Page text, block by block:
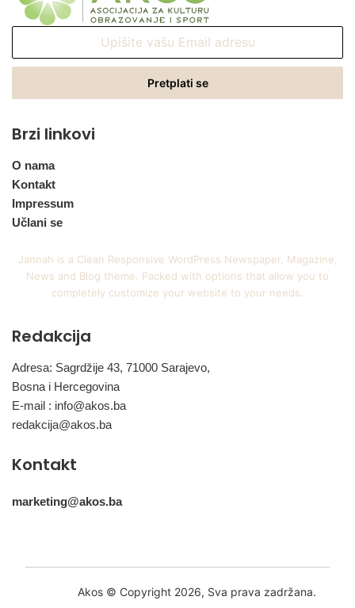
Email
Brzi linkovi
O nama
Kontakt
Impressum
Učlani se
Jannah is a Clean Responsive WordPress Newspaper, Magazine,
News and Blog theme. Packed with options that allow you to
completely customize your website to your needs.
Redakcija
Adresa: Sagrdžije 43, 71000 Sarajevo,
Bosna i Hercegovina
E-mail : info@akos.ba
redakcija@akos.ba
Kontakt
marketing@akos.ba
Akos © Copyright 2026, Sva prava zadržana.